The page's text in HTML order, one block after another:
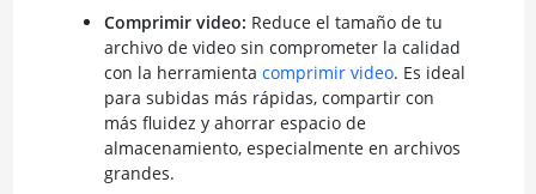
Comprimir video: Reduce el tamaño de tu
archivo de video sin comprometer la calidad
con la herramienta comprimir video. Es ideal
para subidas más rápidas, compartir con
más fluidez y ahorrar espacio de
almacenamiento, especialmente en archivos
grandes.